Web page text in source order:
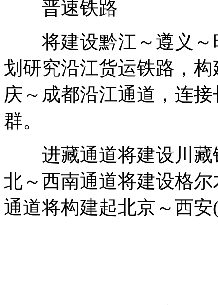
普速铁路
将建设黔江～遵义～
划研究沿江货运铁路，
庆～成都沿江通道，连
群。
进藏通道将建设川藏
北～西南通道将建设格
通道将构建起北京～西